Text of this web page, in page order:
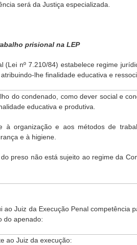
será da Justiça especializada.
prisional na LEP
(Lei nº 7.210/84) estabelece regime
lhe finalidade educativa e
do condenado, como dever social e
educativa e produtiva.
à organização e aos métodos de
e à higiene.
preso não está sujeito ao regime da
ao Juiz da Execução Penal competência
do apenado:
ao Juiz da execução: